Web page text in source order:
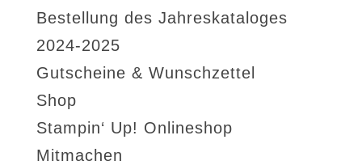
Bestellung des Jahreskataloges
2024-2025
Gutscheine & Wunschzettel
Shop
Stampin‘ Up! Onlineshop
Mitmachen